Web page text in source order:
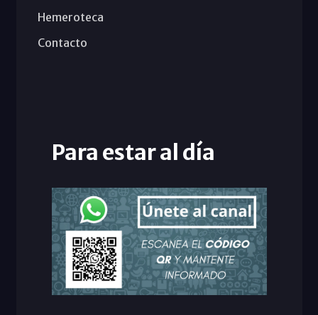
Hemeroteca
Contacto
Para estar al día